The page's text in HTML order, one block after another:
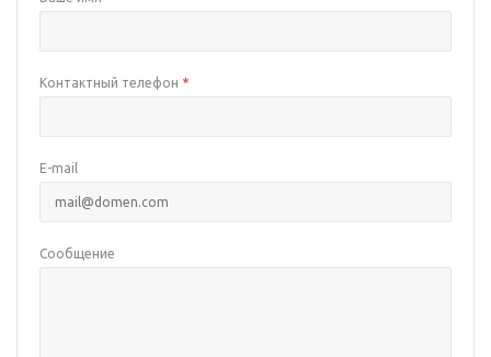
Сообщение
Контактный телефон *
E-mail